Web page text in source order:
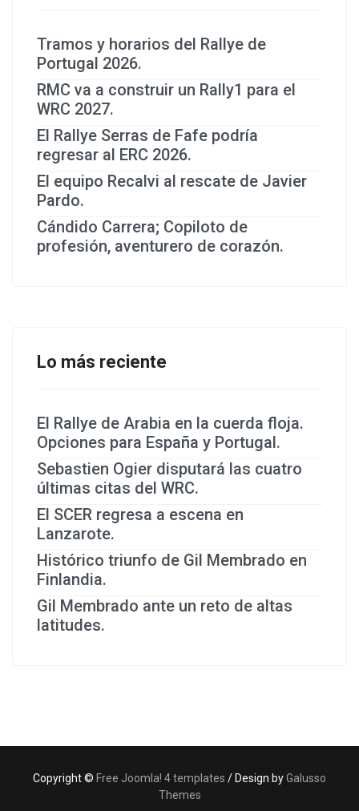
Tramos y horarios del Rallye de
Portugal 2026.
RMC va a construir un Rally1 para el
WRC 2027.
El Rallye Serras de Fafe podría
regresar al ERC 2026.
El equipo Recalvi al rescate de Javier
Pardo.
Cándido Carrera; Copiloto de
profesión, aventurero de corazón.
Lo más reciente
El Rallye de Arabia en la cuerda floja.
Opciones para España y Portugal.
Sebastien Ogier disputará las cuatro
últimas citas del WRC.
El SCER regresa a escena en
Lanzarote.
Histórico triunfo de Gil Membrado en
Finlandia.
Gil Membrado ante un reto de altas
latitudes.
Copyright © Free Joomla! 4 templates / Design byGalusso
Themes